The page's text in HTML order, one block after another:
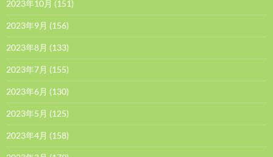
2023年10月 (151)
2023年9月 (156)
2023年8月 (133)
2023年7月 (155)
2023年6月 (130)
2023年5月 (125)
2023年4月 (158)